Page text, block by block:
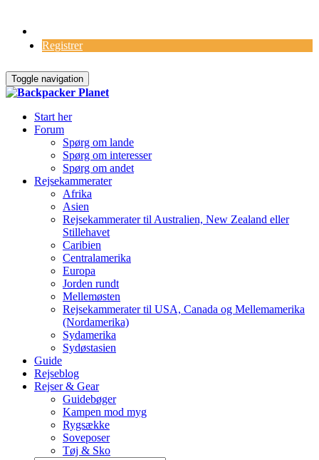
Registrer
Toggle navigation
Start her
Forum
Spørg om lande
Spørg om interesser
Spørg om andet
Rejsekammerater
Afrika
Asien
Rejsekammerater til Australien, New Zealand eller
Stillehavet
Caribien
Centralamerika
Europa
Jorden rundt
Mellemøsten
Rejsekammerater til USA, Canada og Mellemamerika
(Nordamerika)
Sydamerika
Sydøstasien
Guide
Rejseblog
Rejser & Gear
Guidebøger
Kampen mod myg
Rygsække
Soveposer
Tøj & Sko